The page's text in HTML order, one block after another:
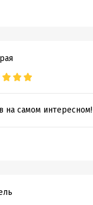
на самом интересном!